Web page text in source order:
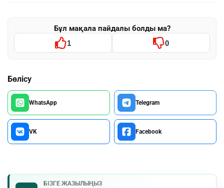
Бұл мақала пайдалы болды ма?
1 0
Бөлісу
WhatsApp Telegram
VK Facebook
БІЗГЕ ЖАЗЫЛЫҢЫЗ